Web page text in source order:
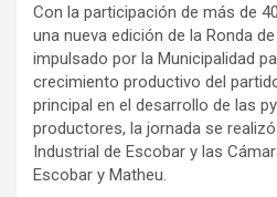
Con la participación de más de
una nueva edición de la Ronda
impulsado por la Municipalidad
crecimiento productivo del
principal en el desarrollo de las
productores, la jornada se
Industrial de Escobar y las
Escobar y Matheu.